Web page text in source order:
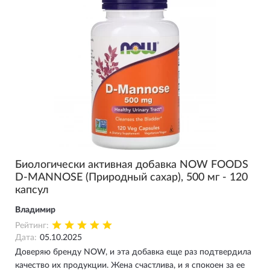
Биологически активная добавка NOW FOODS
D-MANNOSE (Природный сахар), 500 мг - 120
капсул
Владимир
Рейтинг:
Дата: 05.10.2025
Доверяю бренду NOW, и эта добавка еще раз подтвердила
качество их продукции. Жена счастлива, и я спокоен за ее